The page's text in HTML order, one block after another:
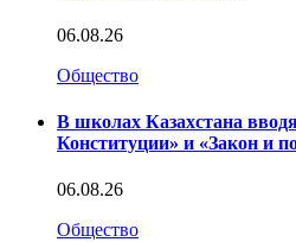
06.08.26
Общество
В школах Казахстана
Конституции» и «Закон и
06.08.26
Общество